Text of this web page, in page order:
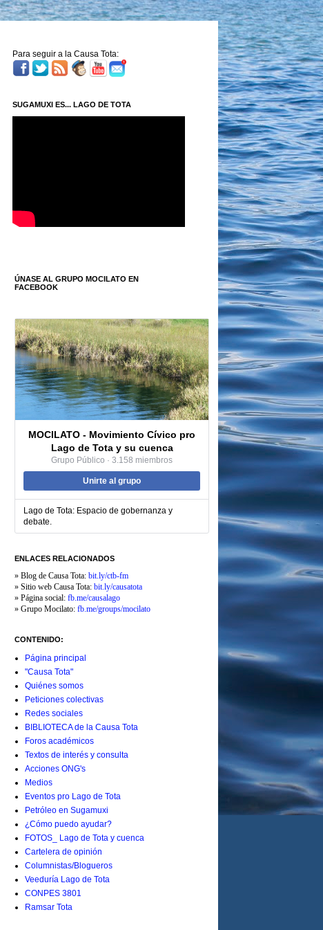
Para seguir a la Causa Tota:
SUGAMUXI ES... LAGO DE TOTA
ÚNASE AL GRUPO MOCILATO EN
FACEBOOK
MOCILATO - Movimiento Cívico pro
Lago de Tota y su cuenca
Grupo Público · 3.158 miembros
Unirte al grupo
Lago de Tota: Espacio de gobernanza y
debate.
ENLACES RELACIONADOS
» Blog de Causa Tota: bit.ly/ctb-fm
» Sitio web Causa Tota: bit.ly/causatota
» Página social: fb.me/causalago
» Grupo Mocilato: fb.me/groups/mocilato
CONTENIDO:
Página principal
"Causa Tota"
Quiénes somos
Peticiones colectivas
Redes sociales
BIBLIOTECA de la Causa Tota
Foros académicos
Textos de interés y consulta
Acciones ONG's
Medios
Eventos pro Lago de Tota
Petróleo en Sugamuxi
¿Cómo puedo ayudar?
FOTOS_ Lago de Tota y cuenca
Cartelera de opinión
Columnistas/Blogueros
Veeduría Lago de Tota
CONPES 3801
Ramsar Tota